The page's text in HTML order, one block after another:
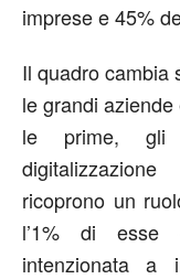
imprese e 45%
Il quadro cambia
le grandi
le prime, gli
ricoprono un
l’1% di esse
intenzionata a